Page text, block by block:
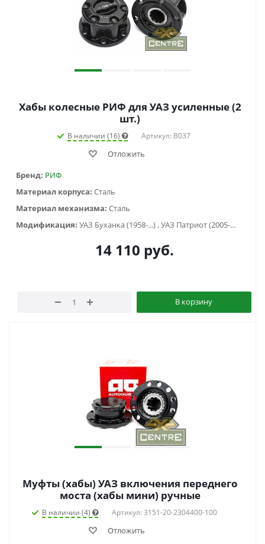
Хабы колесные РИФ для УАЗ усиленные (2
шт.)
В наличии (16) Артикул: B037
Отложить
Бренд: РИФ
Материал корпуса: Сталь
Материал механизма: Сталь
Модификация:
УАЗ Буханка (1958-...) , УАЗ Патриот (2005-2015), УАЗ Патриот (2015-2018), УАЗ Патриот (2019-...), УАЗ Профи, УАЗ Хантер (2003-...)
14 110 руб.
В корзину
Муфты (хабы) УАЗ включения переднего
моста (хабы мини) ручные
В наличии (4) Артикул: 3151-20-2304400-100
Отложить